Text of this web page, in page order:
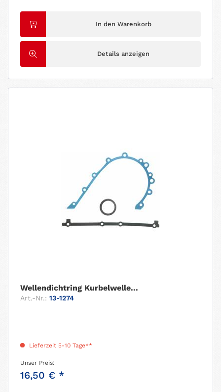
In den Warenkorb
Details anzeigen
Wellendichtring Kurbelwelle...
Art.-Nr.: 13-1274
Lieferzeit 5-10 Tage**
Unser Preis:
16,50 € *